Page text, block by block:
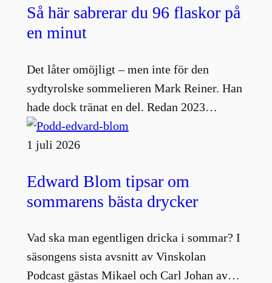
Så här sabrerar du 96 flaskor på
en minut
Det låter omöjligt – men inte för den
sydtyrolske sommelieren Mark Reiner. Han
hade dock tränat en del. Redan 2023…
1 juli 2026
Edward Blom tipsar om
sommarens bästa drycker
Vad ska man egentligen dricka i sommar? I
säsongens sista avsnitt av Vinskolan
Podcast gästas Mikael och Carl Johan av…